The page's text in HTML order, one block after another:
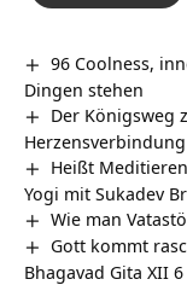
96 Coolness,
Dingen stehen
Der Königsweg
Heißt
Yogi mit Sukadev
Wie man
Gott kommt
Bhagavad Gita XII 6